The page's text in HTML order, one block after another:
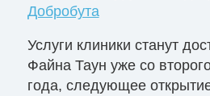
Добробута
Услуги клиники станут
Файна Таун уже со
года, следующее